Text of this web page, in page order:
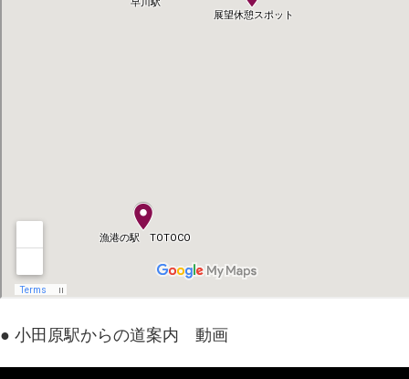
● 小田原駅からの道案内 動画